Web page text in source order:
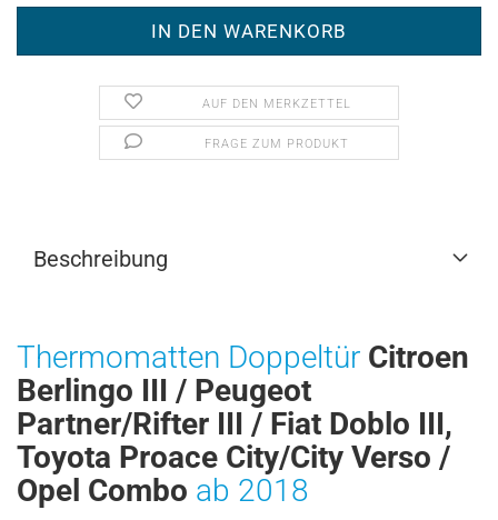
AUF DEN MERKZETTEL
FRAGE ZUM PRODUKT
Beschreibung
Thermomatten Doppeltür Citroen
Berlingo III / Peugeot
Partner/Rifter III / Fiat Doblo III,
Toyota Proace City/City Verso /
Opel Combo ab 2018